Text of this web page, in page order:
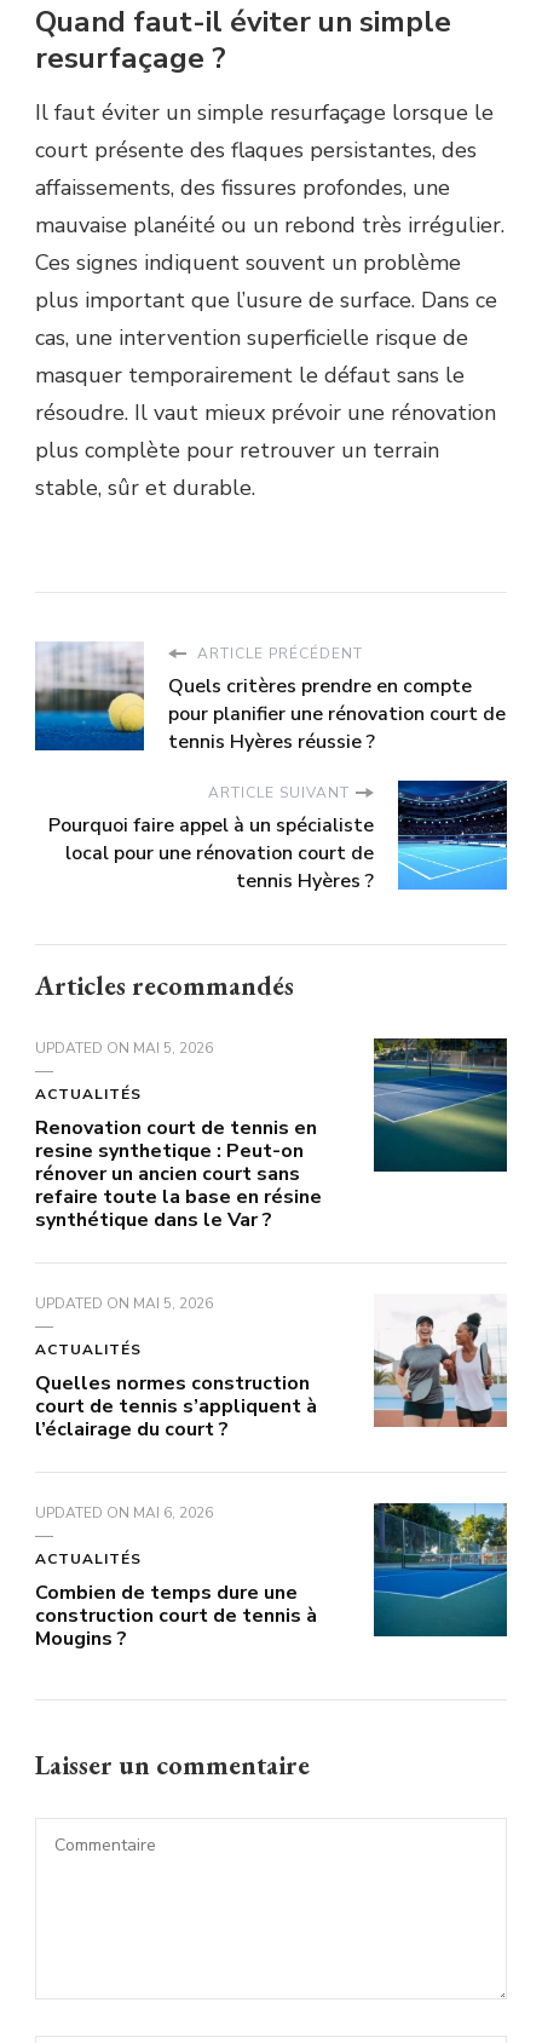
Quand faut-il éviter un simple
resurfaçage ?
Il faut éviter un simple resurfaçage lorsque le
court présente des flaques persistantes, des
affaissements, des fissures profondes, une
mauvaise planéité ou un rebond très irrégulier.
Ces signes indiquent souvent un problème
plus important que l’usure de surface. Dans ce
cas, une intervention superficielle risque de
masquer temporairement le défaut sans le
résoudre. Il vaut mieux prévoir une rénovation
plus complète pour retrouver un terrain
stable, sûr et durable.
ARTICLE PRÉCÉDENT
Quels critères prendre en compte
pour planifier une rénovation court de
tennis Hyères réussie ?
ARTICLE SUIVANT
Pourquoi faire appel à un spécialiste
local pour une rénovation court de
tennis Hyères ?
Articles recommandés
UPDATED ON MAI 5, 2026
ACTUALITÉS
Renovation court de tennis en
resine synthetique : Peut-on
rénover un ancien court sans
refaire toute la base en résine
synthétique dans le Var ?
UPDATED ON MAI 5, 2026
ACTUALITÉS
Quelles normes construction
court de tennis s’appliquent à
l’éclairage du court ?
UPDATED ON MAI 6, 2026
ACTUALITÉS
Combien de temps dure une
construction court de tennis à
Mougins ?
Laisser un commentaire